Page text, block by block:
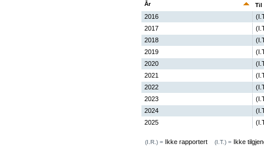
År
2016
2017
2018
2019
2020
2021
2022
2023
2024
2025
(I.R.) = Ikke rapportert (I.T.) = Ikke